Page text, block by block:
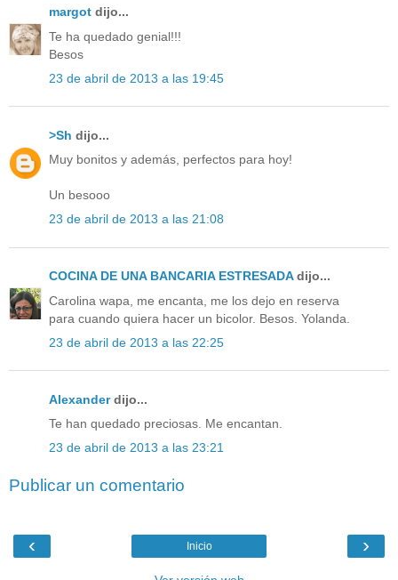
margot dijo...
Te ha quedado genial!!!
Besos
23 de abril de 2013 a las 19:45
>Sh dijo...
Muy bonitos y además, perfectos para hoy!
Un besooo
23 de abril de 2013 a las 21:08
COCINA DE UNA BANCARIA ESTRESADAdijo...
Carolina wapa, me encanta, me los dejo en reserva
para cuando quiera hacer un bicolor. Besos. Yolanda.
23 de abril de 2013 a las 22:25
Alexanderdijo...
Te han quedado preciosas. Me encantan.
23 de abril de 2013 a las 23:21
Publicar un comentario
‹ ›
Inicio